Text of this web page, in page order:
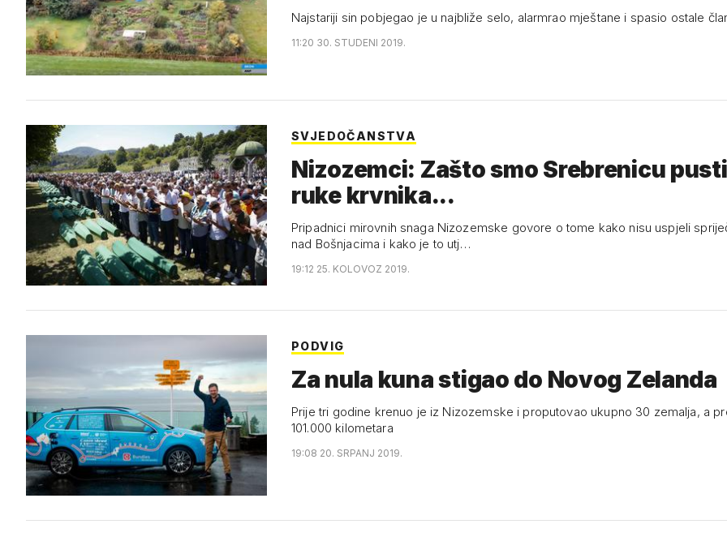
Najstariji sin pobjegao je u najbliže selo, alarmrao mještane i spasio ostale
11:20 30. STUDENI 2019.
SVJEDOČANSTVA
Nizozemci: Zašto smo Srebrenicu
ruke krvnika...
Pripadnici mirovnih snaga Nizozemske govore o tome kako nisu uspjeli
nad Bošnjacima i kako je to utj…
19:12 25. KOLOVOZ 2019.
PODVIG
Za nula kuna stigao do Novog Zelanda
Prije tri godine krenuo je iz Nizozemske i proputovao ukupno 30 zemalja, a
101.000 kilometara
19:08 20. SRPANJ 2019.